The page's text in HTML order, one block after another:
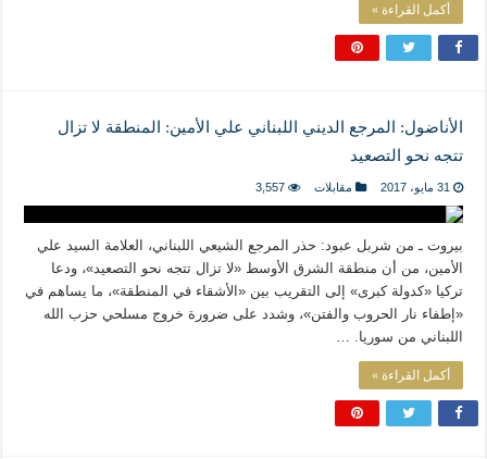
أكمل القراءة »
الأناضول: المرجع الديني اللبناني علي الأمين: المنطقة لا تزال
تتجه نحو التصعيد
31 مايو، 2017 مقابلات 3,557
بيروت ـ من شربل عبود: حذر المرجع الشيعي اللبناني، العلامة السيد علي
الأمين، من أن منطقة الشرق الأوسط «لا تزال تتجه نحو التصعيد»، ودعا
تركيا «كدولة كبرى» إلى التقريب بين «الأشقاء في المنطقة»، ما يساهم في
«إطفاء نار الحروب والفتن»، وشدد على ضرورة خروج مسلحي حزب الله
اللبناني من سوريا. …
أكمل القراءة »